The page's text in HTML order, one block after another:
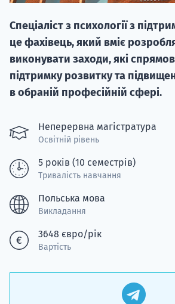
Спеціаліст з психології з
це фахівець, який вміє
виконувати заходи, які
підтримку розвитку та
в обраній професійній сфері.
Неперервна магістратура
Освітній рівень
5 років (10 семестрів)
Тривалість навчання
Польська мова
Викладання
3648 євро/рік
Вартість